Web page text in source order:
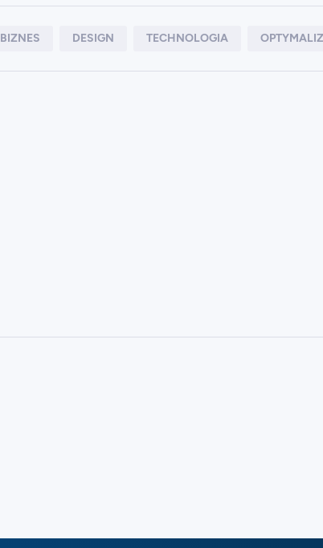
BIZNES DESIGN TECHNOLOGIA